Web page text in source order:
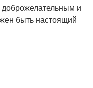
и
быть настоящий